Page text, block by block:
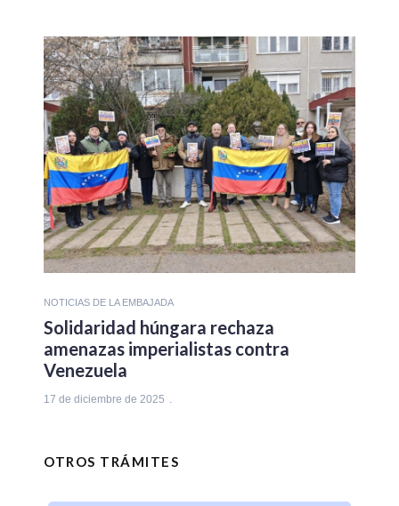
NOTICIAS DE LA EMBAJADA
Solidaridad húngara rechaza
amenazas imperialistas contra
Venezuela
17 de diciembre de 2025
OTROS TRÁMITES